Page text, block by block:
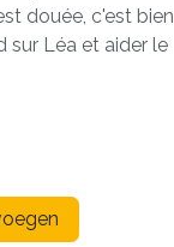
douée, c'est bien
sur Léa et aider le